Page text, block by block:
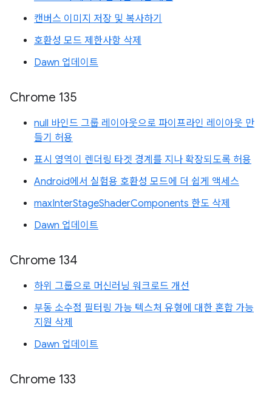
캔버스 이미지 저장 및 복사하기
호환성 모드 제한사항 삭제
Dawn 업데이트
Chrome 135
null 바인드 그룹 레이아웃으로 파이프라인 레이아웃 만
들기 허용
표시 영역이 렌더링 타겟 경계를 지나 확장되도록 허용
Android에서 실험용 호환성 모드에 더 쉽게 액세스
maxInterStageShaderComponents 한도 삭제
Dawn 업데이트
Chrome 134
하위 그룹으로 머신러닝 워크로드 개선
부동 소수점 필터링 가능 텍스처 유형에 대한 혼합 가능
지원 삭제
Dawn 업데이트
Chrome 133